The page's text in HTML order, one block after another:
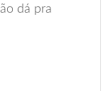
dá pra